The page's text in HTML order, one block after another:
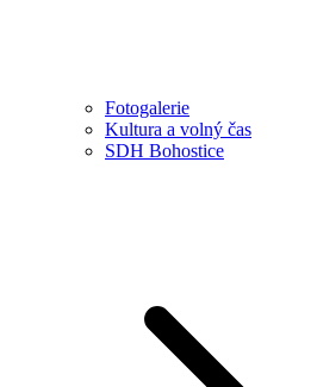
Fotogalerie
Kultura a volný čas
SDH Bohostice